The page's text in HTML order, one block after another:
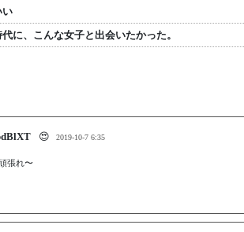
い
に、こんな女子と出会いたかった。
😍 2019-10-7 6:35